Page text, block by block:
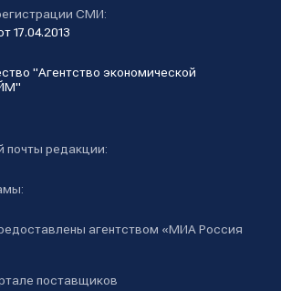
СМИ:
17.04.2013
"Агентство экономической
почты редакции:
агентством «МИА Россия
поставщиков